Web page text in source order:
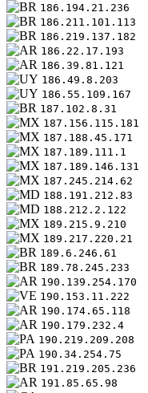
186.194.21.236
186.211.101.113
186.219.137.182
186.22.17.193
186.39.81.121
186.49.8.203
186.55.109.167
187.102.8.31
187.156.115.181
187.188.45.171
187.189.111.1
187.189.146.131
187.245.214.62
188.191.212.83
188.212.2.122
189.215.9.210
189.217.220.21
189.6.246.61
189.78.245.233
190.139.254.170
190.153.11.222
190.174.65.118
190.179.232.4
190.219.209.208
190.34.254.75
191.219.205.236
191.85.65.98